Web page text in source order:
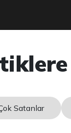
Satanlar